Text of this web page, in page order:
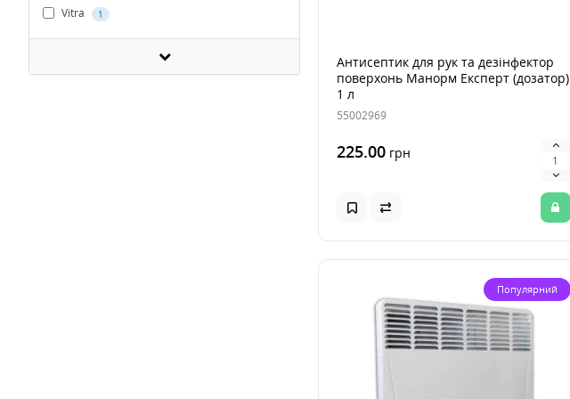
Антисептик для рук та дезінфектор
поверхонь Манорм Експерт (дозатор)
1 л
55002969
225.00 грн
Популярний
Vitra 1